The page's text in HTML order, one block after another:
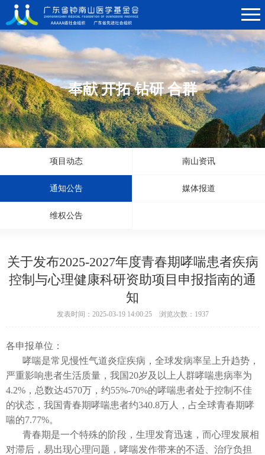
奉献 开拓 钻研 合群
项目动态 南山资讯
通知公告 媒体报道
维权公告
关于发布2025-2027年度青春期哮喘患者疾病
控制与心理健康科研资助项目申报指南的通
知
发表时间：2025-03-19 14:00:25 浏览次数：1937
各申报单位：
哮喘是常见慢性气道炎症疾病，全球发病率呈上升趋势，
严重影响患者生活质量，我国20岁及以上人群哮喘患病率为
4.2%，总数达4570万，约55%-70%的哮喘患者处于控制不佳
的状态，我国青春期哮喘患者约340.8万人，占全球青春期哮
喘的7.77%。
青春期是一个特殊的阶段，生理发育迅速，而心理发展相
对滞后，易出现心理问题，哮喘发作带来的不适、治疗负担